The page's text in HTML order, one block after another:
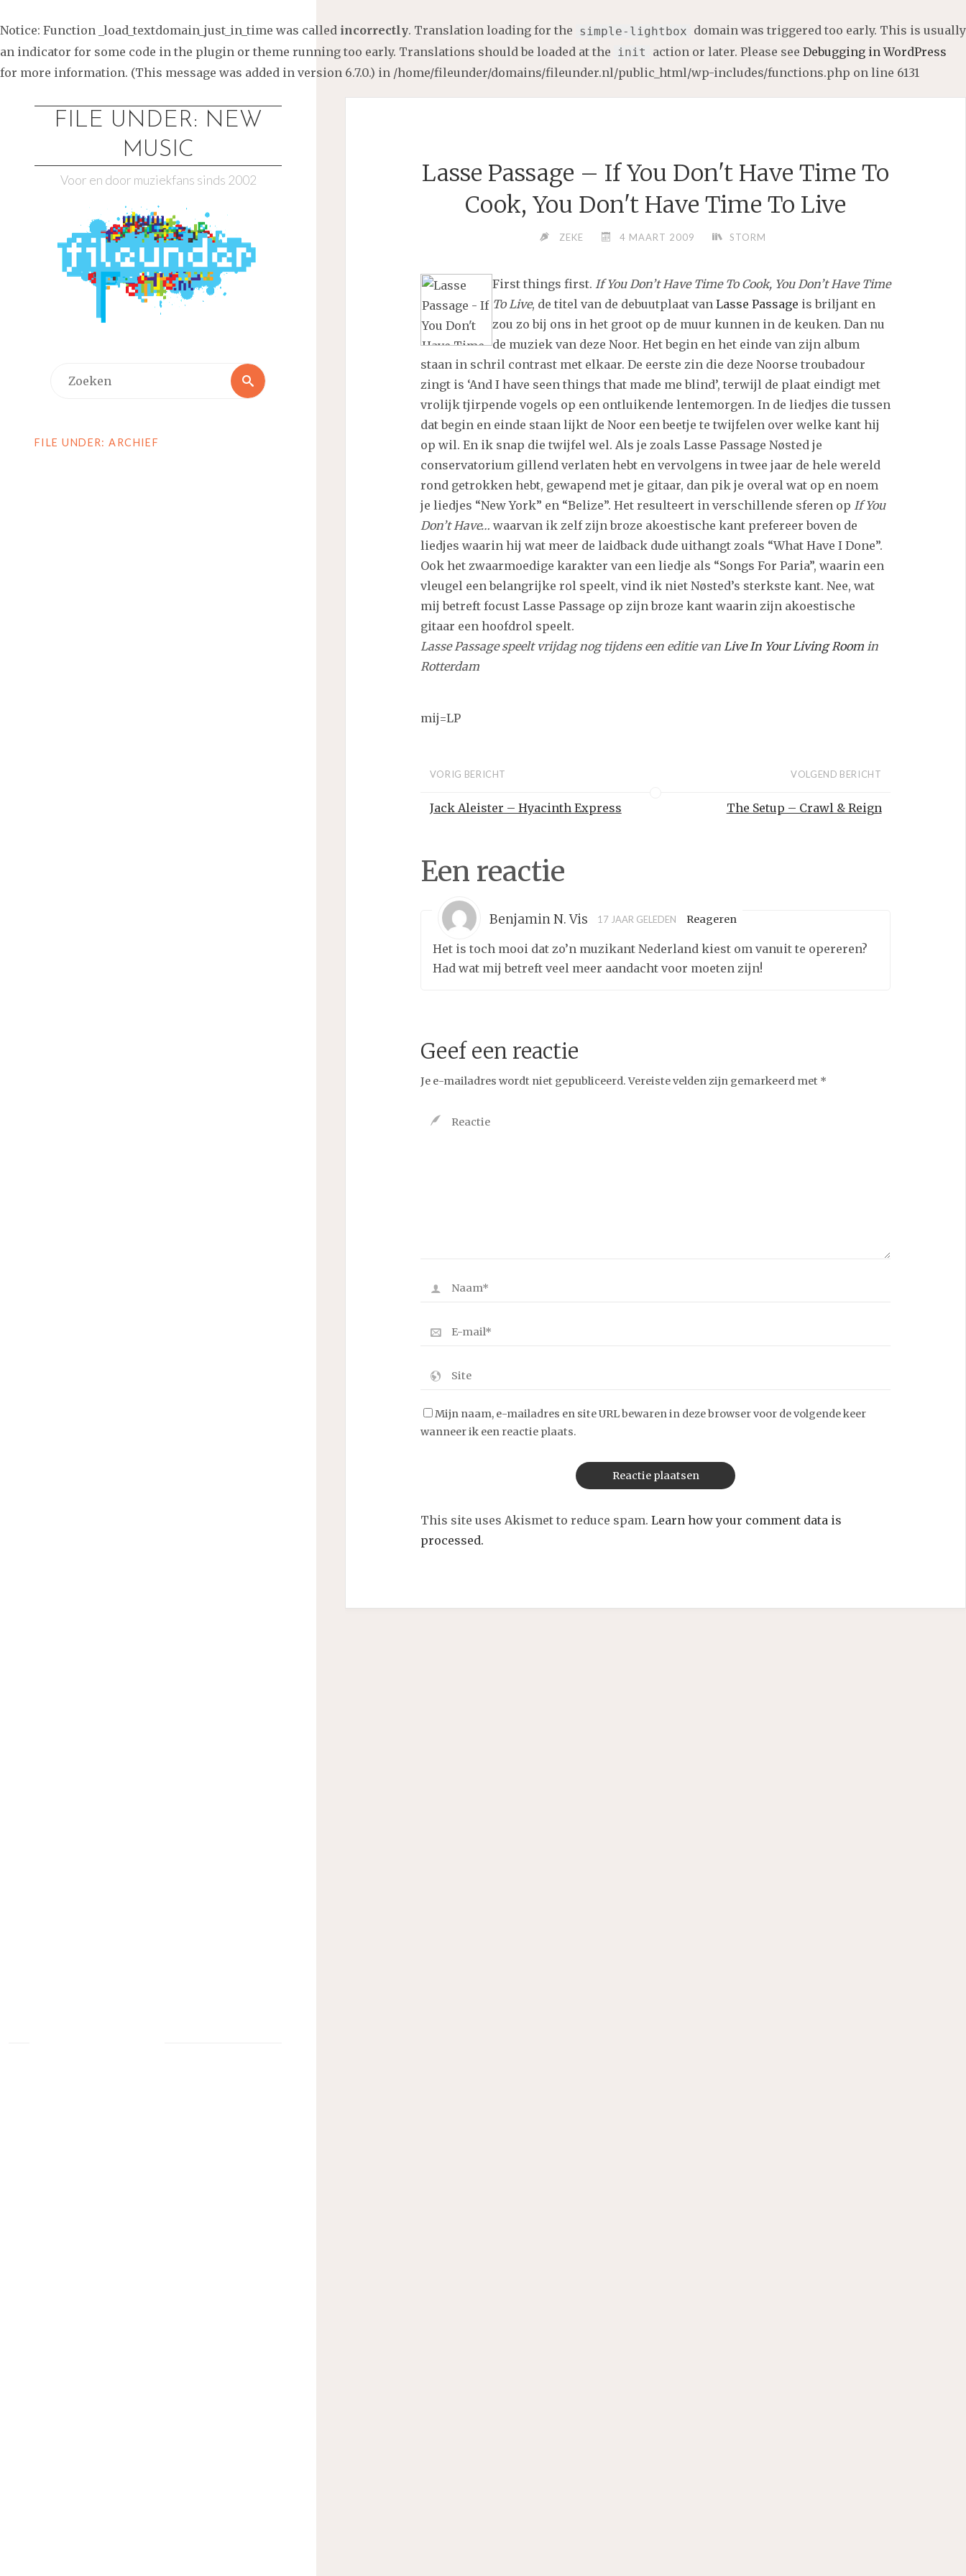
Notice: Function _load_textdomain_just_in_time was called incorrectly. Translation loading for the simple-lightbox domain was triggered too early. This is usually
an indicator for some code in the plugin or theme running too early. Translations should be loaded at the init action or later. Please see Debugging in WordPress
for more information. (This message was added in version 6.7.0.) in /home/fileunder/domains/fileunder.nl/public_html/wp-includes/functions.php on line 6131
FILE UNDER: NEW
MUSIC
Voor en door muziekfans sinds 2002
Zoeken
FILE UNDER: ARCHIEF
Lasse Passage – If You Don't Have Time To
Cook, You Don't Have Time To Live
ZEKE 4 MAART 2009 STORM
First things first. If You Don’t Have Time To Cook, You Don’t Have Time
To Live, de titel van de debuutplaat van Lasse Passage is briljant en
zou zo bij ons in het groot op de muur kunnen in de keuken. Dan nu
de muziek van deze Noor. Het begin en het einde van zijn album
staan in schril contrast met elkaar. De eerste zin die deze Noorse troubadour
zingt is ‘And I have seen things that made me blind’, terwijl de plaat eindigt met
vrolijk tjirpende vogels op een ontluikende lentemorgen. In de liedjes die tussen
dat begin en einde staan lijkt de Noor een beetje te twijfelen over welke kant hij
op wil. En ik snap die twijfel wel. Als je zoals Lasse Passage Nøsted je
conservatorium gillend verlaten hebt en vervolgens in twee jaar de hele wereld
rond getrokken hebt, gewapend met je gitaar, dan pik je overal wat op en noem
je liedjes “New York” en “Belize”. Het resulteert in verschillende sferen op If You
Don’t Have… waarvan ik zelf zijn broze akoestische kant prefereer boven de
liedjes waarin hij wat meer de laidback dude uithangt zoals “What Have I Done”.
Ook het zwaarmoedige karakter van een liedje als “Songs For Paria”, waarin een
vleugel een belangrijke rol speelt, vind ik niet Nøsted’s sterkste kant. Nee, wat
mij betreft focust Lasse Passage op zijn broze kant waarin zijn akoestische
gitaar een hoofdrol speelt.
Lasse Passage speelt vrijdag nog tijdens een editie van Live In Your Living Roomin
Rotterdam
mij=LP
VORIG BERICHT
Jack Aleister – Hyacinth Express
VOLGEND BERICHT
The Setup – Crawl & Reign
Een reactie
Benjamin N. Vis 17 JAAR GELEDEN Reageren
Het is toch mooi dat zo’n muzikant Nederland kiest om vanuit te opereren?
Had wat mij betreft veel meer aandacht voor moeten zijn!
Geef een reactie
Je e-mailadres wordt niet gepubliceerd. Vereiste velden zijn gemarkeerd met *
Mijn naam, e-mailadres en site URL bewaren in deze browser voor de volgende keer
wanneer ik een reactie plaats.
This site uses Akismet to reduce spam. Learn how your comment data is
processed.